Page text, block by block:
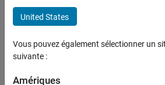
FILTRER PAR
Technologies de l’information
Ventes pour l'éducation
Communication marketing
United States
Vous pouvez également sélectionner un
suivante :
Amériques